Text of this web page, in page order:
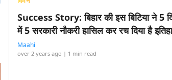
Success Story: बिहार की इस बिटिया ने 5
में 5 सरकारी नौकरी हासिल कर रच दिया है
Maahi
over 2 years ago | 1 min read